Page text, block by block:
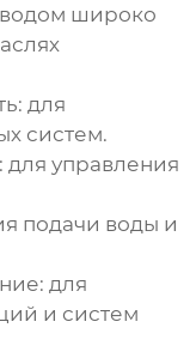
широко
для
систем.
для управления
подачи воды и
для
и систем